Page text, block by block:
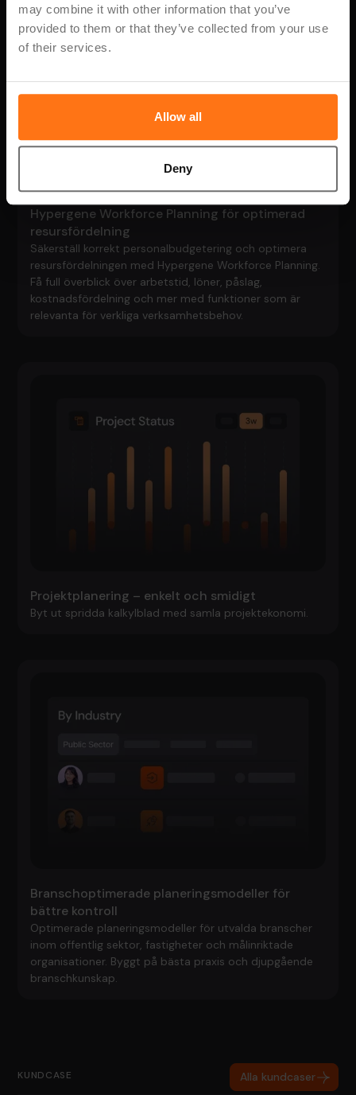
may combine it with other information that you’ve
provided to them or that they’ve collected from your use
of their services.
Allow all
Deny
Hypergene Workforce Planning för optimerad
resursfördelning
Säkerställ korrekt personalbudgetering och optimera
resursfördelningen med Hypergene Workforce Planning.
Få full överblick över arbetstid, löner, påslag,
kostnadsfördelning och mer med funktioner som är
relevanta för verkliga verksamhetsbehov.
Projektplanering – enkelt och smidigt
Byt ut spridda kalkylblad med samla projektekonomi.
Branschoptimerade planeringsmodeller för
bättre kontroll
Optimerade planeringsmodeller för utvalda branscher
inom offentlig sektor, fastigheter och målinriktade
organisationer. Byggt på bästa praxis och djupgående
branschkunskap.
KUNDCASE Alla kundcaser